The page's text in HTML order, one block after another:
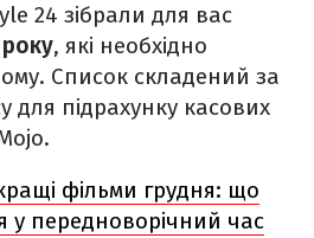
24 зібрали для вас
, які необхідно
Список складений за
для підрахунку касових
фільми грудня: що
у передноворічний час